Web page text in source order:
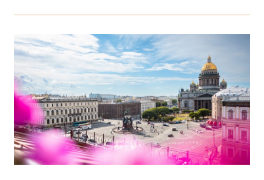
18 мая 2026
THE ST. REGIS MALDIVES VOMMULI:
МАНИФЕСТ ЭСТЕТИКИ В САМОМ СЕРДЦЕ
ОКЕАНА
Подробнее
27 апреля 2026